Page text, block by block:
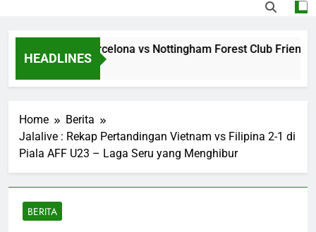
HEADLINES
Jalalive Barcelona vs Nottingham Forest Club Friendly
Home
Berita
Jalalive : Rekap Pertandingan Vietnam vs Filipina 2-1 di
Piala AFF U23 – Laga Seru yang Menghibur
BERITA